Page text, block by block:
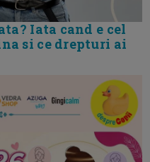
Iata cand e cel
si ce drepturi ai